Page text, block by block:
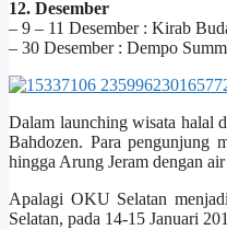
12. Desember
– 9 – 11 Desember : Kirab
– 30 Desember : Dempo
Dalam launching wisata halal
Bahdozen. Para pengunjung
hingga Arung Jeram dengan
Apalagi OKU Selatan
Selatan, pada 14-15 Januari